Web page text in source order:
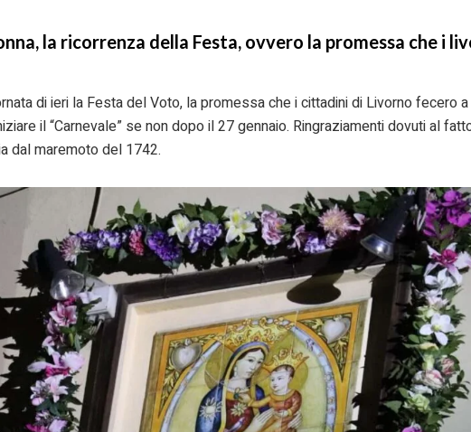
la ricorrenza della Festa, ovvero la promessa che i
di ieri la Festa del Voto, la promessa che i cittadini di Livorno fecero
il “Carnevale” se non dopo il 27 gennaio. Ringraziamenti dovuti al
dal maremoto del 1742.